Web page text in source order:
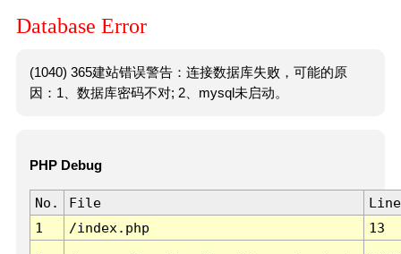
Database Error
(1040) 365建站错误警告：连接数据库失败，可能的原
因：1、数据库密码不对; 2、mysql未启动。
PHP Debug
No. File
Line
1
/index.php 13